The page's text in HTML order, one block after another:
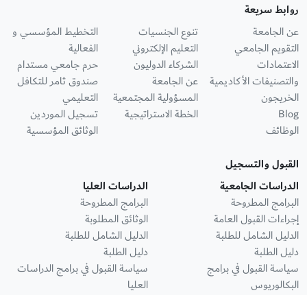
روابط سريعة
عن الجامعة
التقويم الجامعي
الاعتمادات
والتصنيفات الأكاديمية
الخريجون
Blog
الوظائف
تنوع الجنسيات
التعليم الإلكتروني
الشركاء الدوليون
عن الجامعة
المسؤولية المجتمعية
الخطة الاستراتيجية
التخطيط المؤسسي و
الفعالية
حرم جامعي مستدام
صندوق ثامر للتكافل
التعليمي
تسجيل الموردين
الوثائق المؤسسية
القبول والتسجيل
الدراسات الجامعية
البرامج المطروحة
إجراءات القبول العامة
الدليل الشامل للطلبة
دليل الطلبة
سياسة القبول في برامج
البكالوريوس
الدراسات العليا
البرامج المطروحة
الوثائق المطلوبة
الدليل الشامل للطلبة
دليل الطلبة
سياسة القبول في برامج الدراسات
العليا